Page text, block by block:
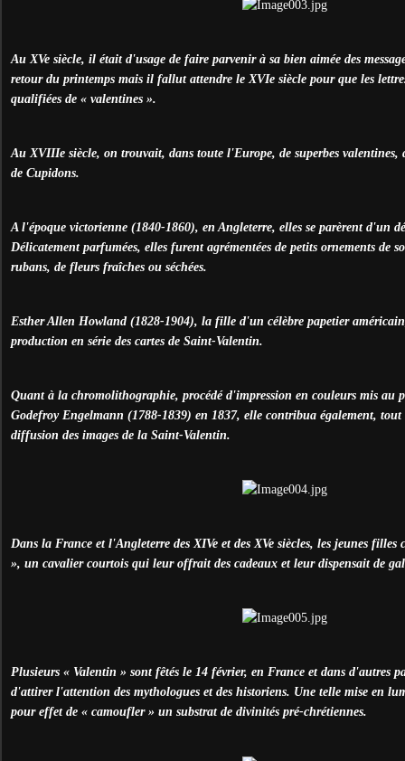
Au XVe siècle, il était d'usage de faire parvenir à sa bien aimée des
retour du printemps mais il fallut attendre le XVIe siècle pour que les
qualifiées de « valentines ».
Au XVIIIe siècle, on trouvait, dans toute l'Europe, de superbes valentines,
de Cupidons.
A l'époque victorienne (1840-1860), en Angleterre, elles se parèrent d'un
Délicatement parfumées, elles furent agrémentées de petits ornements de
rubans, de fleurs fraîches ou séchées.
Esther Allen Howland (1828-1904), la fille d'un célèbre papetier
production en série des cartes de Saint-Valentin.
Quant à la chromolithographie, procédé d'impression en couleurs mis au
Godefroy Engelmann (1788-1839) en 1837, elle contribua également,
diffusion des images de la Saint-Valentin.
Dans la France et l'Angleterre des XIVe et des XVe siècles, les jeunes
», un cavalier courtois qui leur offrait des cadeaux et leur dispensait de
Plusieurs « Valentin » sont fêtés le 14 février, en France et dans d'autres
d'attirer l'attention des mythologues et des historiens. Une telle mise en
pour effet de « camoufler » un substrat de divinités pré-chrétiennes.